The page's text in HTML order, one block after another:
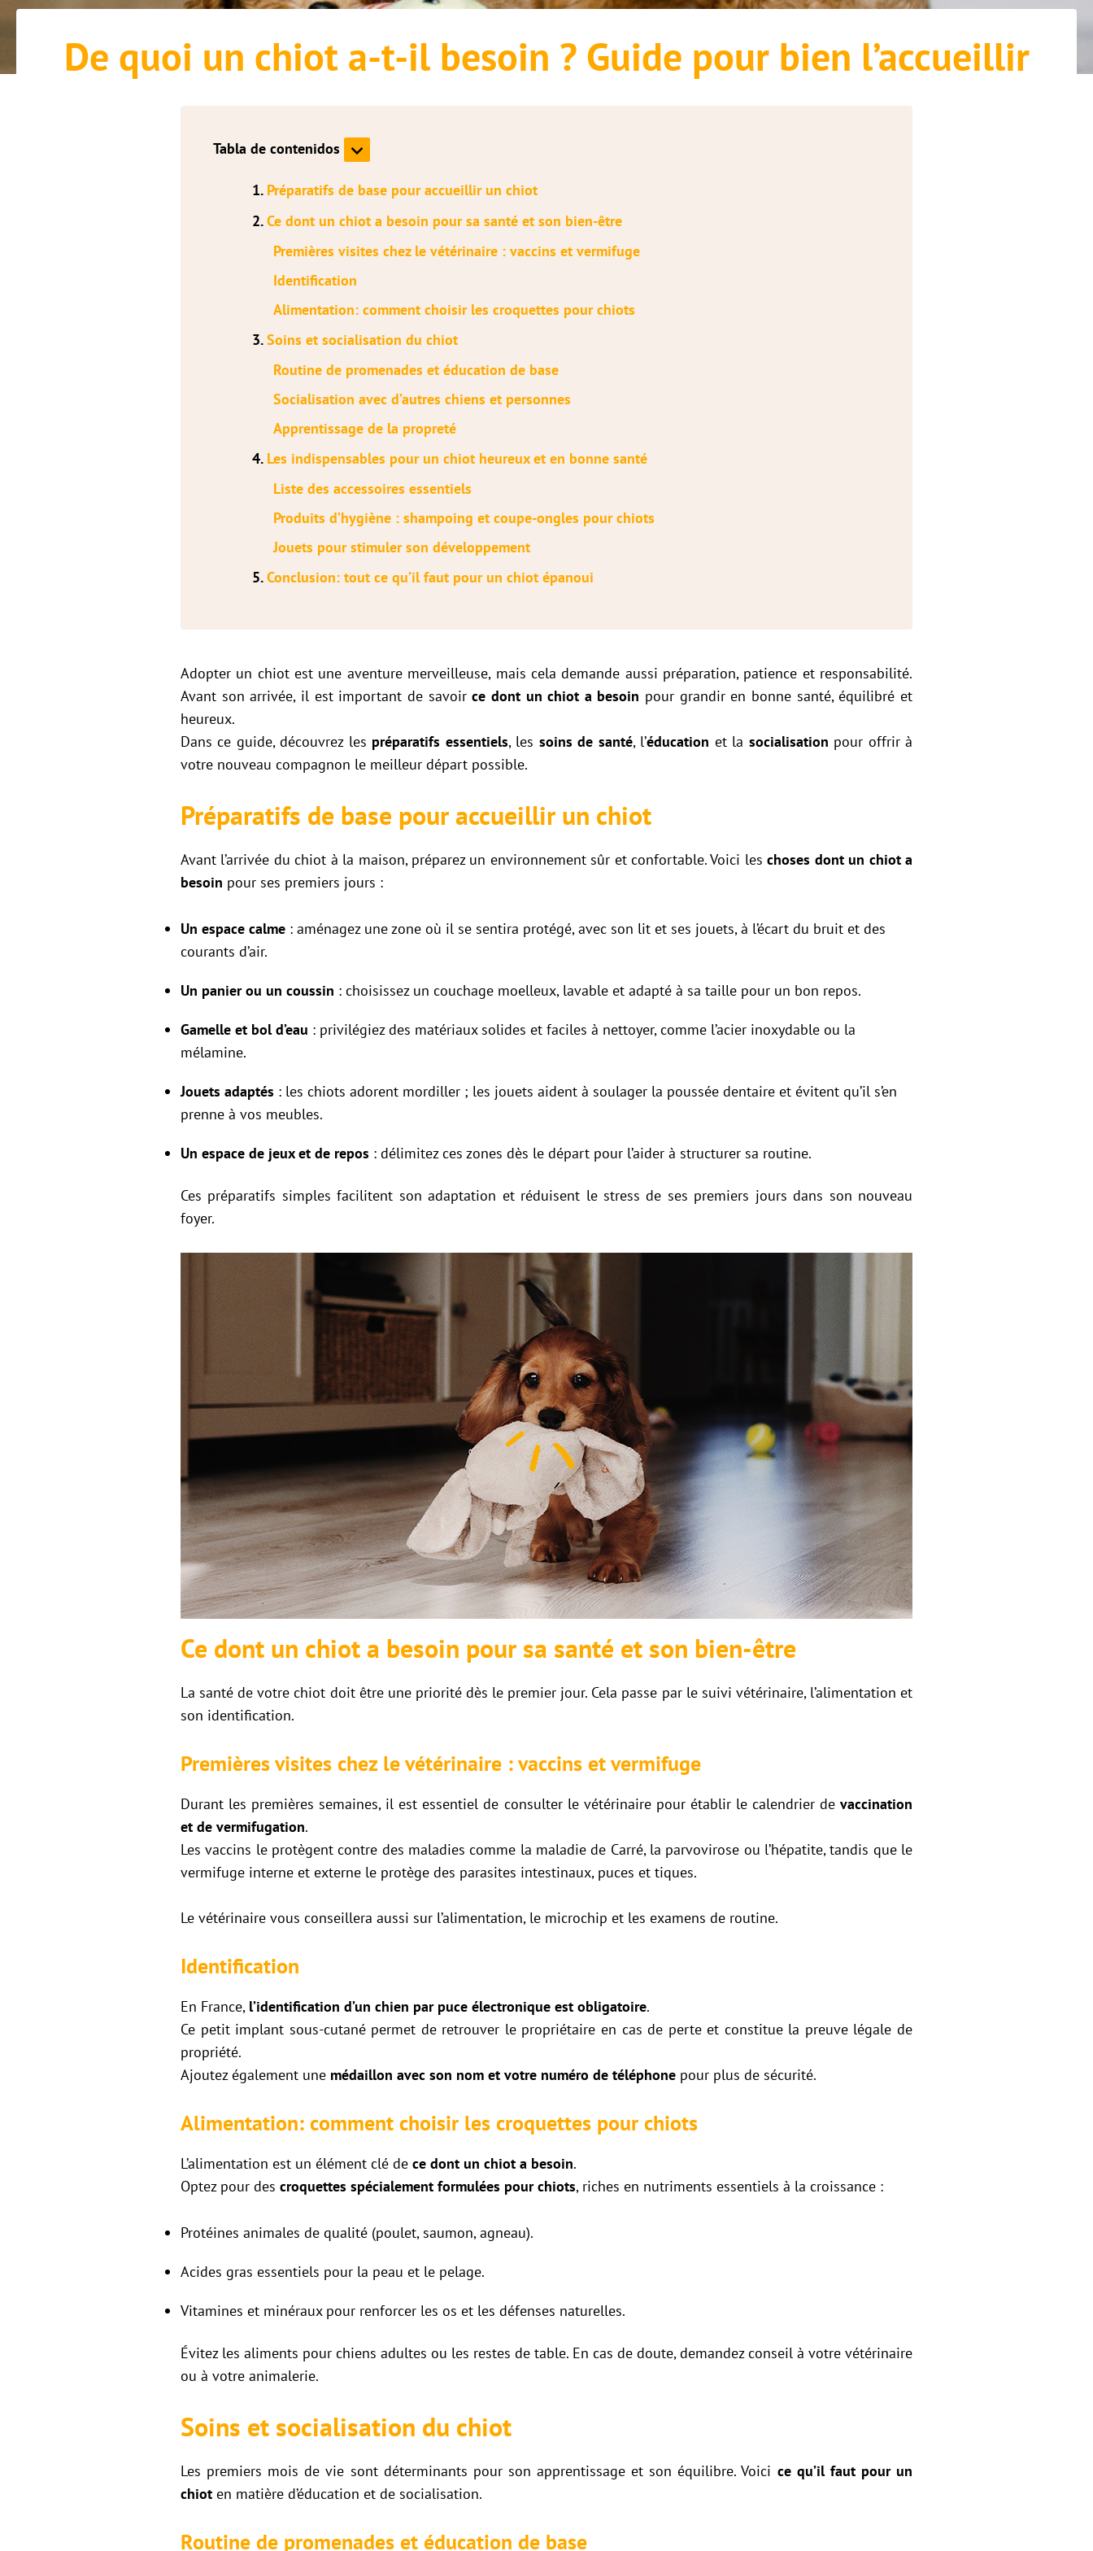
De quoi un chiot a-t-il besoin ? Guide pour bien l’accueillir
Tabla de contenidos
1. Préparatifs de base pour accueillir un chiot
2.Ce dont un chiot a besoin pour sa santé et son bien-être
Premières visites chez le vétérinaire : vaccins et vermifuge
Identification
Alimentation: comment choisir les croquettes pour chiots
3.Soins et socialisation du chiot
Routine de promenades et éducation de base
Socialisation avec d’autres chiens et personnes
Apprentissage de la propreté
4. Les indispensables pour un chiot heureux et en bonne santé
Liste des accessoires essentiels
Produits d’hygiène : shampoing et coupe-ongles pour chiots
Jouets pour stimuler son développement
5.Conclusion: tout ce qu’il faut pour un chiot épanoui
Adopter un chiot est une aventure merveilleuse, mais cela demande aussi préparation, patience et responsabilité.
Avant son arrivée, il est important de savoirce dont un chiot a besoin pour grandir en bonne santé, équilibré et
heureux.
Dans ce guide, découvrez les préparatifs essentiels, les soins de santé, l’éducation et la socialisation pour offrir à
votre nouveau compagnon le meilleur départ possible.
Préparatifs de base pour accueillir un chiot
Avant l’arrivée du chiot à la maison, préparez un environnement sûr et confortable. Voici leschoses dont un chiot a
besoin pour ses premiers jours :
Un espace calme : aménagez une zone où il se sentira protégé, avec son lit et ses jouets, à l’écart du bruit et des
courants d’air.
Un panier ou un coussin : choisissez un couchage moelleux, lavable et adapté à sa taille pour un bon repos.
Gamelle et bol d’eau : privilégiez des matériaux solides et faciles à nettoyer, comme l’acier inoxydable ou la
mélamine.
Jouets adaptés : les chiots adorent mordiller ; les jouets aident à soulager la poussée dentaire et évitent qu’il s’en
prenne à vos meubles.
Un espace de jeux et de repos : délimitez ces zones dès le départ pour l’aider à structurer sa routine.
Ces préparatifs simples facilitent son adaptation et réduisent le stress de ses premiers jours dans son nouveau
foyer.
Ce dont un chiot a besoin pour sa santé et son bien-être
La santé de votre chiot doit être une priorité dès le premier jour. Cela passe par le suivi vétérinaire, l’alimentation et
son identification.
Premières visites chez le vétérinaire : vaccins et vermifuge
Durant les premières semaines, il est essentiel de consulter le vétérinaire pour établir le calendrier de vaccination
et de vermifugation.
Les vaccins le protègent contre des maladies comme la maladie de Carré, la parvovirose ou l’hépatite, tandis que le
vermifuge interne et externe le protège des parasites intestinaux, puces et tiques.
Le vétérinaire vous conseillera aussi sur l’alimentation, le microchip et les examens de routine.
Identification
En France, l’identification d’un chien par puce électronique est obligatoire.
Ce petit implant sous-cutané permet de retrouver le propriétaire en cas de perte et constitue la preuve légale de
propriété.
Ajoutez également une médaillon avec son nom et votre numéro de téléphone pour plus de sécurité.
Alimentation: comment choisir les croquettes pour chiots
L’alimentation est un élément clé de ce dont un chiot a besoin.
Optez pour des croquettes spécialement formulées pour chiots, riches en nutriments essentiels à la croissance :
Protéines animales de qualité (poulet, saumon, agneau).
Acides gras essentiels pour la peau et le pelage.
Vitamines et minéraux pour renforcer les os et les défenses naturelles.
Évitez les aliments pour chiens adultes ou les restes de table. En cas de doute, demandez conseil à votre vétérinaire
ou à votre animalerie.
Soins et socialisation du chiot
Les premiers mois de vie sont déterminants pour son apprentissage et son équilibre. Voici ce qu’il faut pour un
chiot en matière d’éducation et de socialisation.
Routine de promenades et éducation de base